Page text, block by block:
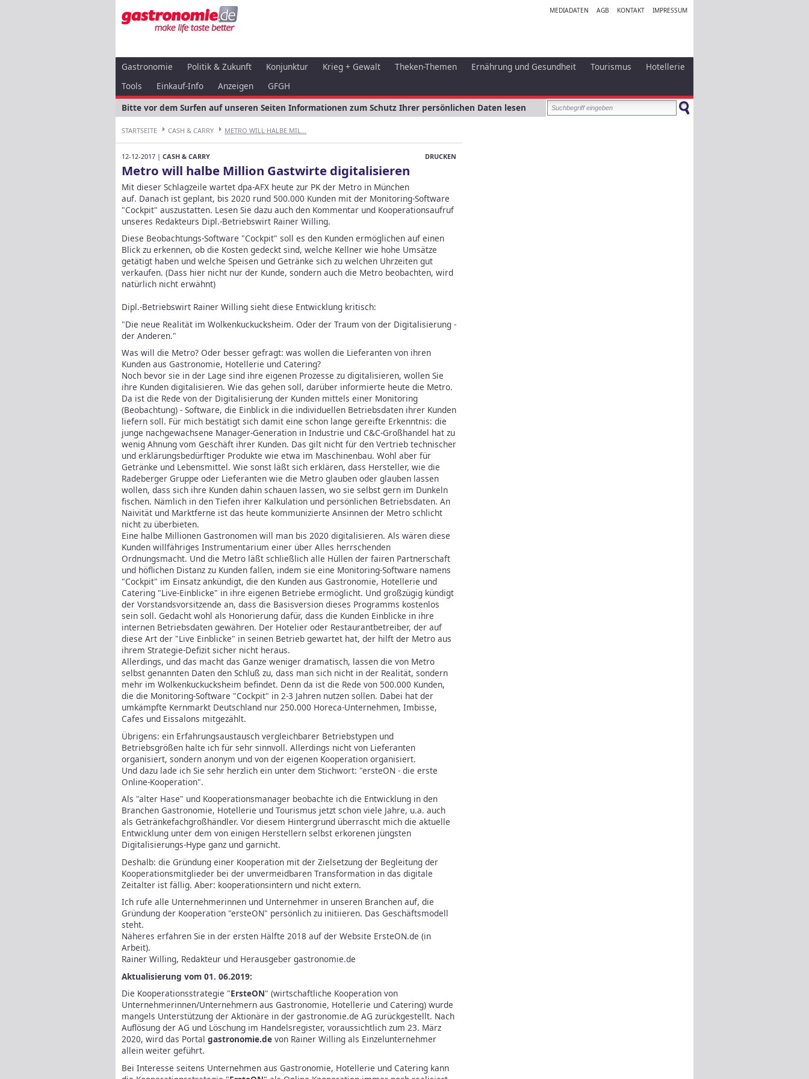
MEDIADATEN AGB KONTAKT IMPRESSUM
Gastronomie Politik & Zukunft Konjunktur Krieg + Gewalt Theken-Themen Ernährung und Gesundheit Tourismus
Hotellerie
Tools
Einkauf-Info Anzeigen
GFGH
Bitte vor dem Surfen auf unseren Seiten Informationen zum Schutz Ihrer persönlichen Daten lesen
STARTSEITE CASH & CARRY METRO WILL HALBE MIL...
DRUCKEN
12-12-2017 | CASH & CARRY
Metro will halbe Million Gastwirte digitalisieren
Mit dieser Schlagzeile wartet dpa-AFX heute zur PK der Metro in München
auf. Danach ist geplant, bis 2020 rund 500.000 Kunden mit der Monitoring-Software
"Cockpit" auszustatten. Lesen Sie dazu auch den Kommentar und Kooperationsaufruf
unseres Redakteurs Dipl.-Betriebswirt Rainer Willing.
Diese Beobachtungs-Software "Cockpit" soll es den Kunden ermöglichen auf einen
Blick zu erkennen, ob die Kosten gedeckt sind, welche Kellner wie hohe Umsätze
getätigt haben und welche Speisen und Getränke sich zu welchen Uhrzeiten gut
verkaufen. (Dass hier nicht nur der Kunde, sondern auch die Metro beobachten, wird
natürlich nicht erwähnt)
Dipl.-Betriebswirt Rainer Willing sieht diese Entwicklung kritisch:
"Die neue Realität im Wolkenkuckucksheim. Oder der Traum von der Digitalisierung -
der Anderen."
Was will die Metro? Oder besser gefragt: was wollen die Lieferanten von ihren
Kunden aus Gastronomie, Hotellerie und Catering?
Noch bevor sie in der Lage sind ihre eigenen Prozesse zu digitalisieren, wollen Sie
ihre Kunden digitalisieren. Wie das gehen soll, darüber informierte heute die Metro.
Da ist die Rede von der Digitalisierung der Kunden mittels einer Monitoring
(Beobachtung) - Software, die Einblick in die individuellen Betriebsdaten ihrer Kunden
liefern soll. Für mich bestätigt sich damit eine schon lange gereifte Erkenntnis: die
junge nachgewachsene Manager-Generation in Industrie und C&C-Großhandel hat zu
wenig Ahnung vom Geschäft ihrer Kunden. Das gilt nicht für den Vertrieb technischer
und erklärungsbedürftiger Produkte wie etwa im Maschinenbau. Wohl aber für
Getränke und Lebensmittel. Wie sonst läßt sich erklären, dass Hersteller, wie die
Radeberger Gruppe oder Lieferanten wie die Metro glauben oder glauben lassen
wollen, dass sich ihre Kunden dahin schauen lassen, wo sie selbst gern im Dunkeln
fischen. Nämlich in den Tiefen ihrer Kalkulation und persönlichen Betriebsdaten. An
Naivität und Marktferne ist das heute kommunizierte Ansinnen der Metro schlicht
nicht zu überbieten.
Eine halbe Millionen Gastronomen will man bis 2020 digitalisieren. Als wären diese
Kunden willfähriges Instrumentarium einer über Alles herrschenden
Ordnungsmacht. Und die Metro läßt schließlich alle Hüllen der fairen Partnerschaft
und höflichen Distanz zu Kunden fallen, indem sie eine Monitoring-Software namens
"Cockpit" im Einsatz ankündigt, die den Kunden aus Gastronomie, Hotellerie und
Catering "Live-Einblicke" in ihre eigenen Betriebe ermöglicht. Und großzügig kündigt
der Vorstandsvorsitzende an, dass die Basisversion dieses Programms kostenlos
sein soll. Gedacht wohl als Honorierung dafür, dass die Kunden Einblicke in ihre
internen Betriebsdaten gewähren. Der Hotelier oder Restaurantbetreiber, der auf
diese Art der "Live Einblicke" in seinen Betrieb gewartet hat, der hilft der Metro aus
ihrem Strategie-Defizit sicher nicht heraus.
Allerdings, und das macht das Ganze weniger dramatisch, lassen die von Metro
selbst genannten Daten den Schluß zu, dass man sich nicht in der Realität, sondern
mehr im Wolkenkuckucksheim befindet. Denn da ist die Rede von 500.000 Kunden,
die die Monitoring-Software "Cockpit" in 2-3 Jahren nutzen sollen. Dabei hat der
umkämpfte Kernmarkt Deutschland nur 250.000 Horeca-Unternehmen, Imbisse,
Cafes und Eissalons mitgezählt.
Übrigens: ein Erfahrungsaustausch vergleichbarer Betriebstypen und
Betriebsgrößen halte ich für sehr sinnvoll. Allerdings nicht von Lieferanten
organisiert, sondern anonym und von der eigenen Kooperation organisiert.
Und dazu lade ich Sie sehr herzlich ein unter dem Stichwort: "ersteON - die erste
Online-Kooperation".
Als "alter Hase" und Kooperationsmanager beobachte ich die Entwicklung in den
Branchen Gastronomie, Hotellerie und Tourismus jetzt schon viele Jahre, u.a. auch
als Getränkefachgroßhändler. Vor diesem Hintergrund überrascht mich die aktuelle
Entwicklung unter dem von einigen Herstellern selbst erkorenen jüngsten
Digitalisierungs-Hype ganz und garnicht.
Deshalb: die Gründung einer Kooperation mit der Zielsetzung der Begleitung der
Kooperationsmitglieder bei der unvermeidbaren Transformation in das digitale
Zeitalter ist fällig. Aber: kooperationsintern und nicht extern.
Ich rufe alle Unternehmerinnen und Unternehmer in unseren Branchen auf, die
Gründung der Kooperation "ersteON" persönlich zu initiieren. Das Geschäftsmodell
steht.
Näheres erfahren Sie in der ersten Hälfte 2018 auf der Website ErsteON.de (in
Arbeit).
Rainer Willing, Redakteur und Herausgeber gastronomie.de
Aktualisierung vom 01. 06.2019:
Die Kooperationsstrategie "ErsteON" (wirtschaftliche Kooperation von
Unternehmerinnen/Unternehmern aus Gastronomie, Hotellerie und Catering) wurde
mangels Unterstützung der Aktionäre in der gastronomie.de AG zurückgestellt. Nach
Auflösung der AG und Löschung im Handelsregister, voraussichtlich zum 23. März
2020, wird das Portal gastronomie.de von Rainer Willing als Einzelunternehmer
allein weiter geführt.
Bei Interesse seitens Unternehmen aus Gastronomie, Hotellerie und Catering kann